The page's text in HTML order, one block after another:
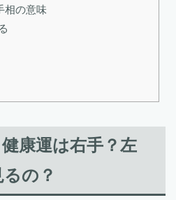
相の意味
康運は右手？左
の？